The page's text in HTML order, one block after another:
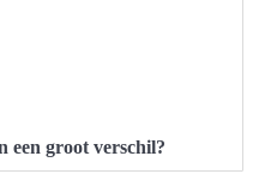
een groot verschil?